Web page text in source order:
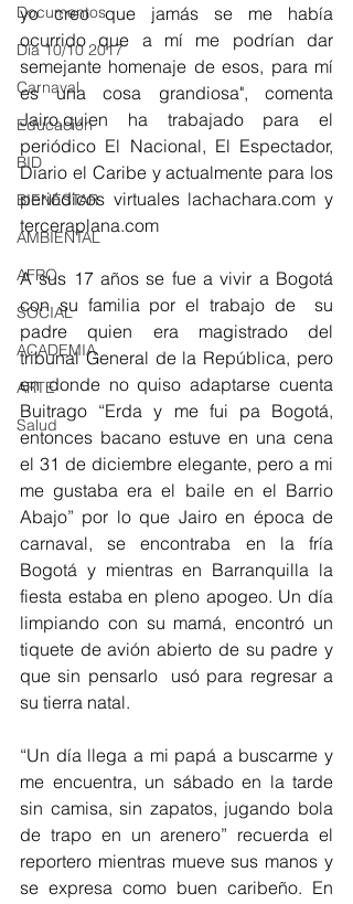
Documentos
Día 10/10 2017
Carnaval
Educación
BID
BIENESTAR
AMBIENTAL
AFRO
SOCIAL
ACADEMIA
ARTE
Salud
yo creo que jamás se me había
ocurrido que a mí me podrían dar
semejante homenaje de esos, para mí
es una cosa grandiosa", comenta
Jairo,quien ha trabajado para el
periódico El Nacional, El Espectador,
Diario el Caribe y actualmente para los
periódicos virtuales lachachara.com y
terceraplana.com
A sus 17 años se fue a vivir a Bogotá
con su familia por el trabajo de  su
padre quien era magistrado del
tribunal General de la República, pero
en donde no quiso adaptarse cuenta
Buitrago “Erda y me fui pa Bogotá,
entonces bacano estuve en una cena
el 31 de diciembre elegante, pero a mi
me gustaba era el baile en el Barrio
Abajo” por lo que Jairo en época de
carnaval, se encontraba en la fría
Bogotá y mientras en Barranquilla la
fiesta estaba en pleno apogeo. Un día
limpiando con su mamá, encontró un
tiquete de avión abierto de su padre y
que sin pensarlo  usó para regresar a
su tierra natal.
“Un día llega a mi papá a buscarme y
me encuentra, un sábado en la tarde
sin camisa, sin zapatos, jugando bola
de trapo en un arenero” recuerda el
reportero mientras mueve sus manos y
se expresa como buen caribeño. En